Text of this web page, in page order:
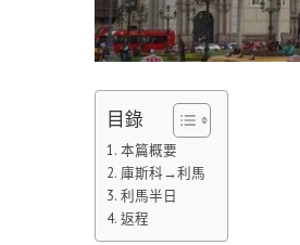
目錄
本篇概要
庫斯科→利馬
利馬半日
返程